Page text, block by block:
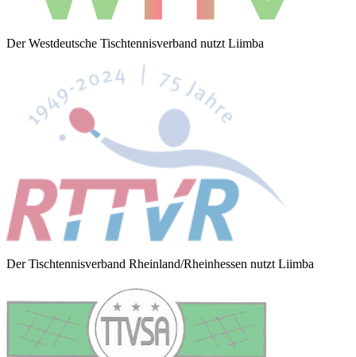
Der Westdeutsche Tischtennisverband nutzt Liimba
Der Tischtennisverband Rheinland/Rheinhessen nutzt Liimba